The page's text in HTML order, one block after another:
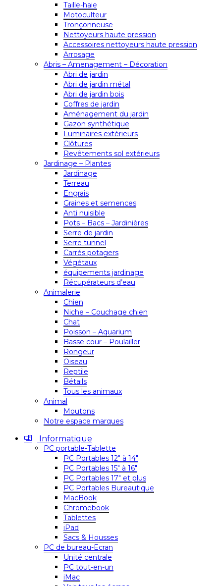
Taille-haie
Motoculteur
Tronçonneuse
Nettoyeurs haute pression
Accessoires nettoyeurs haute pression
Arrosage
Abris – Amenagement – Décoration
Abri de jardin
Abri de jardin métal
Abri de jardin bois
Coffres de jardin
Aménagement du jardin
Gazon synthétique
Luminaires extérieurs
Clôtures
Revêtements sol extérieurs
Jardinage – Plantes
Jardinage
Terreau
Engrais
Graines et semences
Anti nuisible
Pots – Bacs – Jardinières
Serre de jardin
Serre tunnel
Carrés potagers
Végétaux
équipements jardinage
Récupérateurs d’eau
Animalerie
Chien
Niche – Couchage chien
Chat
Poisson – Aquarium
Basse cour – Poulailler
Rongeur
Oiseau
Reptile
Bétails
Tous les animaux
Animal
Moutons
Notre espace marques
Informatique
PC portable-Tablette
PC Portables 12″ à 14″
PC Portables 15″ à 16″
PC Portables 17″ et plus
PC Portables Bureautique
MacBook
Chromebook
Tablettes
iPad
Sacs & Housses
PC de bureau-Ecran
Unité centrale
PC tout-en-un
iMac